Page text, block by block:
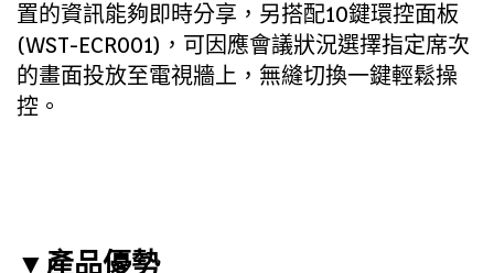
置的資訊能夠即時分享，另搭配10鍵環控面板
(WST-ECR001)，可因應會議狀況選擇指定席次
的畫面投放至電視牆上，無縫切換一鍵輕鬆操
控。
▼ 產品優勢